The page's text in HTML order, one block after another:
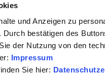
und Anzeigen zu
bestätigen des
der Nutzung von den
Impressum
Sie hier: